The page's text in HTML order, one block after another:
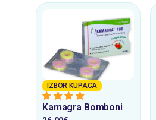
IZBOR KUPACA
5from 5
Kamagra Bomboni